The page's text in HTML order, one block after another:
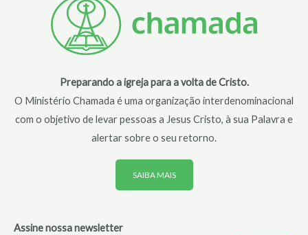
Preparando a igreja para a volta de Cristo.
O Ministério Chamada é uma organização interdenominacional
com o objetivo de levar pessoas a Jesus Cristo, à sua Palavra e
alertar sobre o seu retorno.
SAIBA MAIS
Assine nossa newsletter